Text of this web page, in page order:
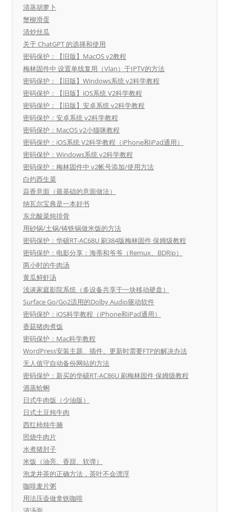
清蒸胡萝卜
蟹柳滑蛋
清炒丝瓜
关于 ChatGPT 的选择和使用
密码保护：【旧版】MacOS v2教程
梅林固件中 设置单线复用（Vlan）于IPTV的方法
密码保护：【旧版】Windows系统 v2科学教程
密码保护：【旧版】iOS系统 V2科学教程
密码保护：【旧版】安卓系统 v2科学教程
密码保护：安卓系统 v2科学教程
密码保护：MacOS v2小猫咪教程
密码保护：iOS系统 V2科学教程（iPhone和iPad通用）
密码保护：Windows系统 v2科学教程
密码保护：梅林固件中 v2帐号添加/使用方法
白灼西生菜
蒜香意面（最基础的意面做法）
纳瓦尔宝典是一本好书
东北酸菜炖排骨
用砂锅/土锅/铸铁锅做米饭的方法
密码保护：华硕RT-AC68U 刷384版梅林固件 保姆级教程
密码保护：电影分享：海蒂和爷爷（Remux、BDRip）
两小时的牛肉汤
黄瓜鲜虾汤
浅谈家庭影院系统（多设备共享于一块移动硬盘）
Surface Go/Go2适用的Dolby Audio驱动软件
密码保护：iOS科学教程（iPhone和iPad通用）
香菇猪肉煮饭
密码保护：Mac科学教程
WordPress安装主题、插件、更新时需要FTP的解决办法
无人值守自动备份网站的方法
密码保护：新买的华硕RT-AC86U 刷梅林固件 保姆级教程
酒蒸蛤蜊
日式牛肉饭（少油版）
日式土豆炖牛肉
西红柿炖牛腩
照烧牛肉片
水煮猪肘子
米饭（油亮、香甜、软弹）
泡龙井茶的正确方法，茶叶不会漂浮
咖啡麦片粥
用法压壶做拿铁咖啡